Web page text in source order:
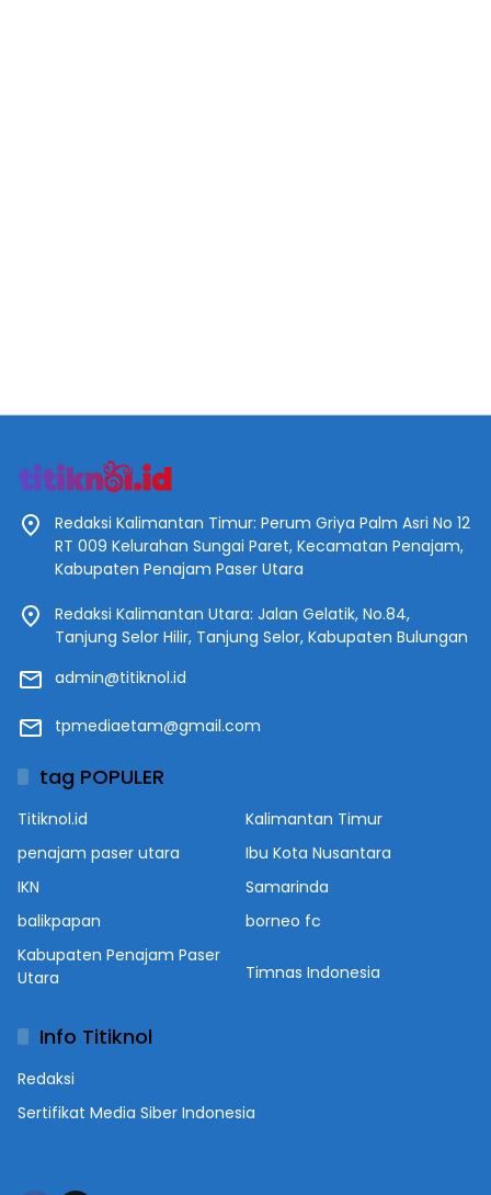
Redaksi Kalimantan Timur: Perum Griya Palm Asri No 12
RT 009 Kelurahan Sungai Paret, Kecamatan Penajam,
Kabupaten Penajam Paser Utara
Redaksi Kalimantan Utara: Jalan Gelatik, No.84,
Tanjung Selor Hilir, Tanjung Selor, Kabupaten Bulungan
admin@titiknol.id
tpmediaetam@gmail.com
tag POPULER
Titiknol.id
Kalimantan Timur
penajam paser utara
Ibu Kota Nusantara
IKN
Samarinda
balikpapan
borneo fc
Kabupaten Penajam Paser
Utara
Timnas Indonesia
Info Titiknol
Redaksi
Sertifikat Media Siber Indonesia